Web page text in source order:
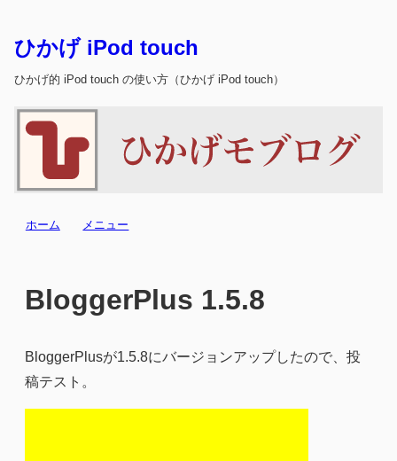
ひかげ iPod touch
ひかげ的 iPod touch の使い方（ひかげ iPod touch）
ホーム メニュー
BloggerPlus 1.5.8
BloggerPlusが1.5.8にバージョンアップしたので、投
稿テスト。